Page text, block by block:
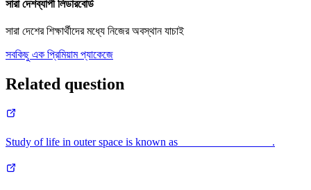
সারা দেশব্যাপী লিডারবোর্ড
সারা দেশের শিক্ষার্থীদের মধ্যে নিজের অবস্থান যাচাই
সবকিছু এক প্রিমিয়াম প্যাকেজে
Related question
Study of life in outer space is known as_________________.